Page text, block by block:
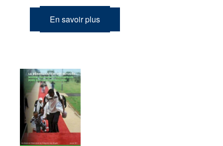
En savoir plus